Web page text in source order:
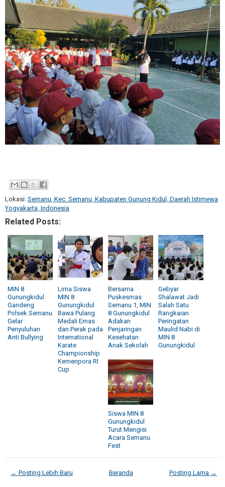
Lokasi: Semanu, Kec. Semanu, Kabupaten Gunung Kidul, Daerah Istimewa
Yogyakarta, Indonesia
Related Posts:
MIN 8
Gunungkidul
Gandeng
Polsek Semanu
Gelar
Penyuluhan
Anti Bullying
Lima Siswa
MIN 8
Gunungkidul
Bawa Pulang
Medali Emas
dan Perak pada
International
Karate
Championship
Kemenpora RI
Cup
Bersama
Puskesmas
Semanu 1, MIN
8 Gunungkidul
Adakan
Penjaringan
Kesehatan
Anak Sekolah
Gebyar
Shalawat Jadi
Salah Satu
Rangkaian
Peringatan
Maulid Nabi di
MIN 8
Gunungkidul
Siswa MIN 8
Gunungkidul
Turut Mengisi
Acara Semanu
Fest
← Posting Lebih Baru Posting Lama →
Beranda